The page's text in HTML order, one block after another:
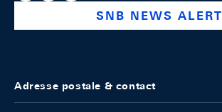
SNB NEWS ALERT
Adresse postale & contact